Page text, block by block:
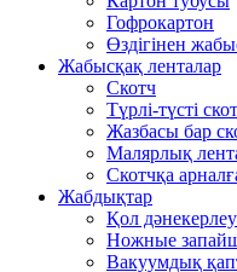
Гофрокартон
Өздігінен
Жабысқақ ленталар
Скотч
Түрлі-түсті
Жазбасы бар
Малярлық
Скотчқа
Жабдықтар
Қол
Ножные
Вакуумдық